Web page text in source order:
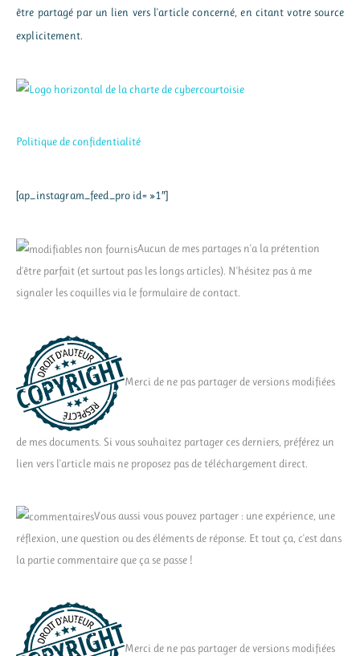
être partagé par un lien vers l'article concerné, en citant votre source
explicitement.
Politique de confidentialité
[ap_instagram_feed_pro id= »1″]
Aucun de mes partages n'a la prétention
d'être parfait (et surtout pas les longs articles). N'hésitez pas à me
signaler les coquilles via le formulaire de contact.
Merci de ne pas partager de versions modifiées
de mes documents. Si vous souhaitez partager ces derniers, préférez un
lien vers l'article mais ne proposez pas de téléchargement direct.
Vous aussi vous pouvez partager : une expérience, une
réflexion, une question ou des éléments de réponse. Et tout ça, c'est dans
la partie commentaire que ça se passe !
Merci de ne pas partager de versions modifiées